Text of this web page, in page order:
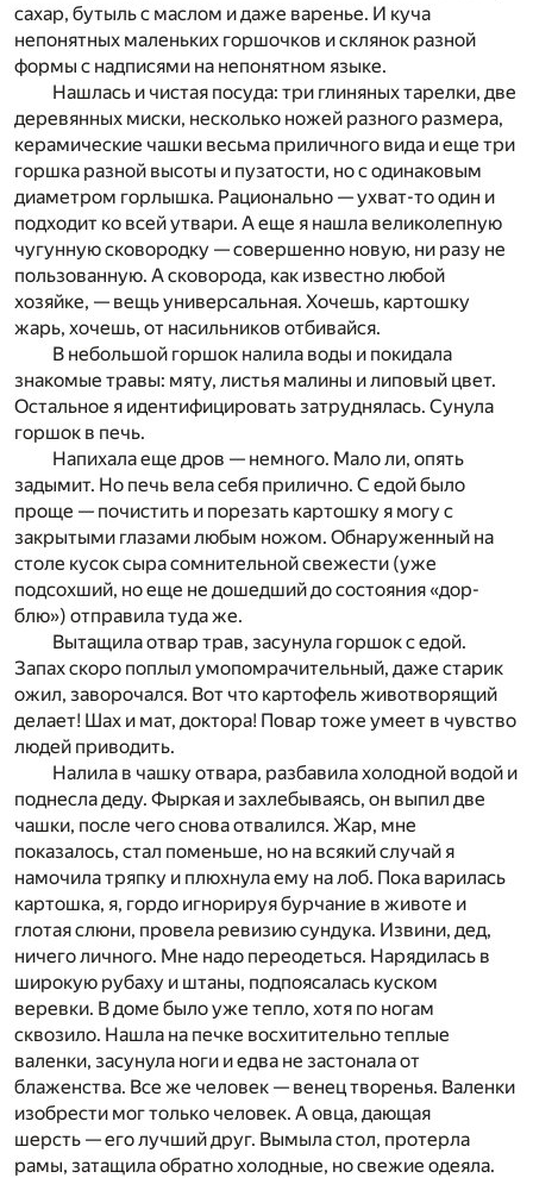
сахар, бутыль с маслом и даже варенье. И куча
непонятных маленьких горшочков и склянок разной
формы с надписями на непонятном языке.
Нашлась и чистая посуда: три глиняных тарелки, две
деревянных миски, несколько ножей разного размера,
керамические чашки весьма приличного вида и еще три
горшка разной высоты и пузатости, но с одинаковым
диаметром горлышка. Рационально — ухват-то один и
подходит ко всей утвари. А еще я нашла великолепную
чугунную сковородку — совершенно новую, ни разу не
пользованную. А сковорода, как известно любой
хозяйке, — вещь универсальная. Хочешь, картошку
жарь, хочешь, от насильников отбивайся.
В небольшой горшок налила воды и покидала
знакомые травы: мяту, листья малины и липовый цвет.
Остальное я идентифицировать затруднялась. Сунула
горшок в печь.
Напихала еще дров — немного. Мало ли, опять
задымит. Но печь вела себя прилично. С едой было
проще — почистить и порезать картошку я могу с
закрытыми глазами любым ножом. Обнаруженный на
столе кусок сыра сомнительной свежести (уже
подсохший, но еще не дошедший до состояния «дор-
блю») отправила туда же.
Вытащила отвар трав, засунула горшок с едой.
Запах скоро поплыл умопомрачительный, даже старик
ожил, заворочался. Вот что картофель животворящий
делает! Шах и мат, доктора! Повар тоже умеет в чувство
людей приводить.
Налила в чашку отвара, разбавила холодной водой и
поднесла деду. Фыркая и захлебываясь, он выпил две
чашки, после чего снова отвалился. Жар, мне
показалось, стал поменьше, но на всякий случай я
намочила тряпку и плюхнула ему на лоб. Пока варилась
картошка, я, гордо игнорируя бурчание в животе и
глотая слюни, провела ревизию сундука. Извини, дед,
ничего личного. Мне надо переодеться. Нарядилась в
широкую рубаху и штаны, подпоясалась куском
веревки. В доме было уже тепло, хотя по ногам
сквозило. Нашла на печке восхитительно теплые
валенки, засунула ноги и едва не застонала от
блаженства. Все же человек — венец творенья. Валенки
изобрести мог только человек. А овца, дающая
шерсть — его лучший друг. Вымыла стол, протерла
рамы, затащила обратно холодные, но свежие одеяла.